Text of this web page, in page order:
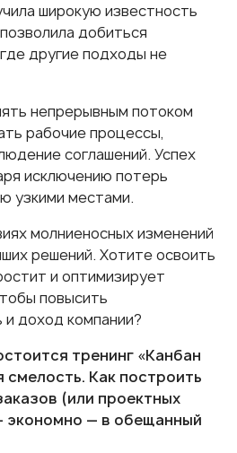
широкую известность
добиться
другие подходы не
непрерывным потоком
рабочие процессы,
соглашений. Успех
исключению потерь
узкими местами.
молниеносных изменений
решений. Хотите освоить
и оптимизирует
повысить
доход компании?
тренинг «Канбан
смелость. Как построить
(или проектных
экономно — в обещанный